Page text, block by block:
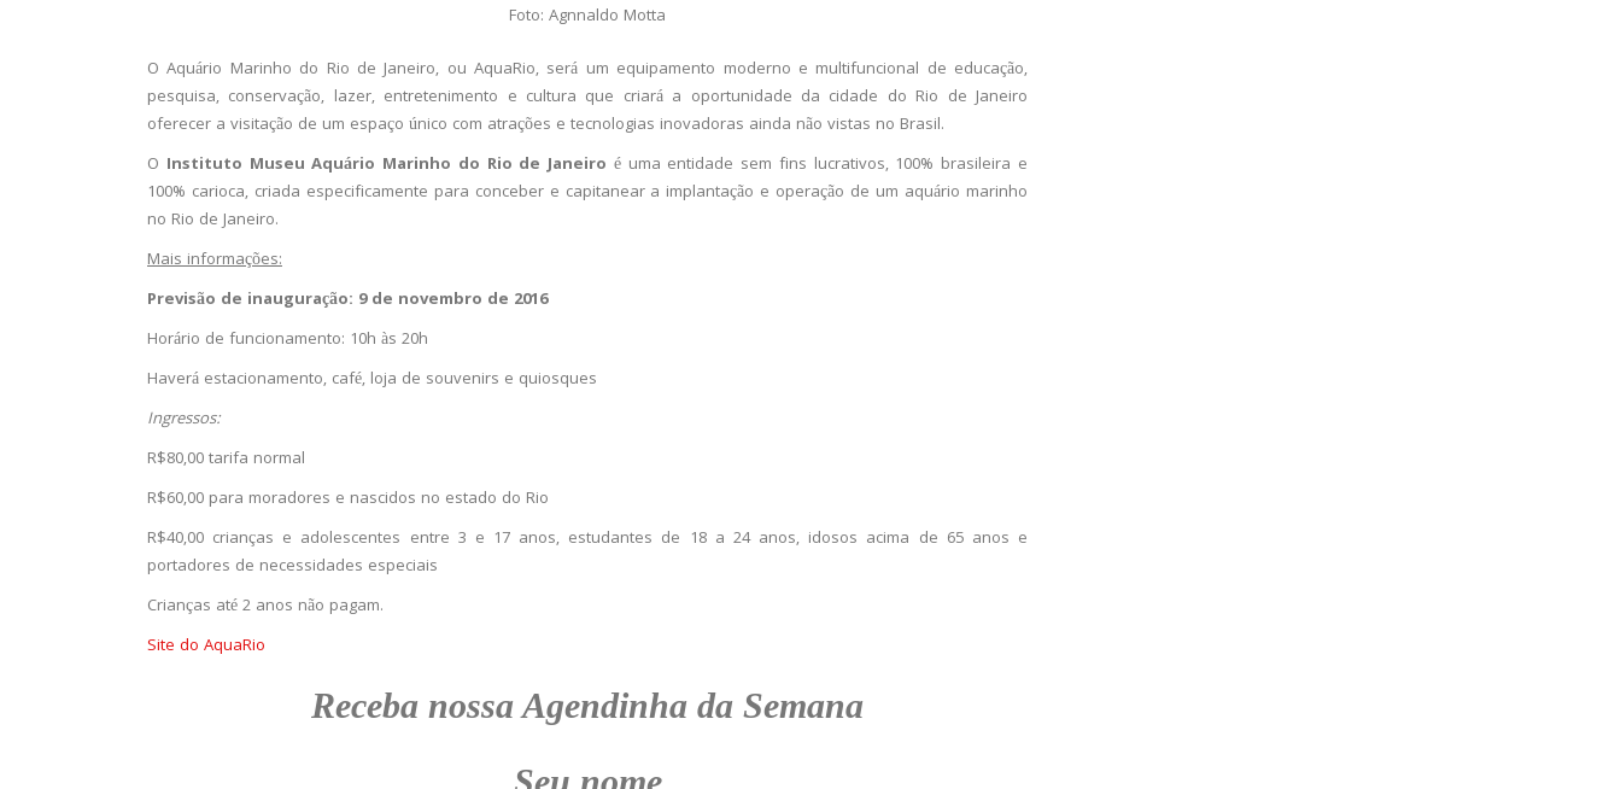
Foto: Agnnaldo Motta
O Aquário Marinho do Rio de Janeiro, ou AquaRio, será um equipamento moderno e multifuncional de educação,
pesquisa, conservação, lazer, entretenimento e cultura que criará a oportunidade da cidade do Rio de Janeiro
oferecer a visitação de um espaço único com atrações e tecnologias inovadoras ainda não vistas no Brasil.
O Instituto Museu Aquário Marinho do Rio de Janeiro é uma entidade sem fins lucrativos, 100% brasileira e
100% carioca, criada especificamente para conceber e capitanear a implantação e operação de um aquário marinho
no Rio de Janeiro.
Mais informações:
Previsão de inauguração: 9 de novembro de 2016
Horário de funcionamento: 10h às 20h
Haverá estacionamento, café, loja de souvenirs e quiosques
Ingressos:
R$80,00 tarifa normal
R$60,00 para moradores e nascidos no estado do Rio
R$40,00 crianças e adolescentes entre 3 e 17 anos, estudantes de 18 a 24 anos, idosos acima de 65 anos e
portadores de necessidades especiais
Crianças até 2 anos não pagam.
Site do AquaRio
Receba nossa Agendinha da Semana
Seu nome